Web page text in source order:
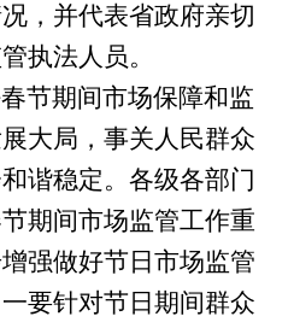
，并代表省政府亲切
执法人员。
节期间市场保障和监
大局，事关人民群众
谐稳定。各级各部门
期间市场监管工作重
强做好节日市场监管
要针对节日期间群众